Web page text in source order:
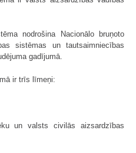
nodrošina Nacionālo bruņoto
sistēmas un tautsaimniecības
gadījumā.
ir trīs līmeņi:
un valsts civilās aizsardzības